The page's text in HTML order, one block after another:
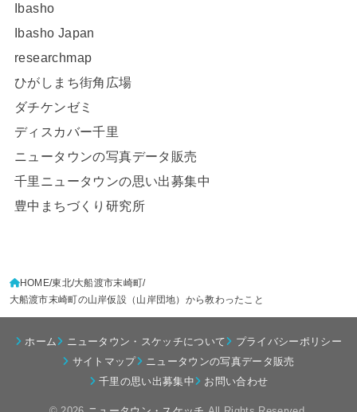
Ibasho
Ibasho Japan
researchmap
ひがしまち街角広場
ダチケンゼミ
ディスカバー千里
ニュータウンの写真データ販売
千里ニュータウンの思い出募集中
豊中まちづくり研究所
HOME 東北 大船渡市末崎町
大船渡市末崎町の山岸仮設（山岸団地）から教わったこと
ホーム ニュータウン・スケッチについて
プライバシーポリシー
サイトマップ
ニュータウンの写真データ販売
千里の思い出募集中
お問い合わせ